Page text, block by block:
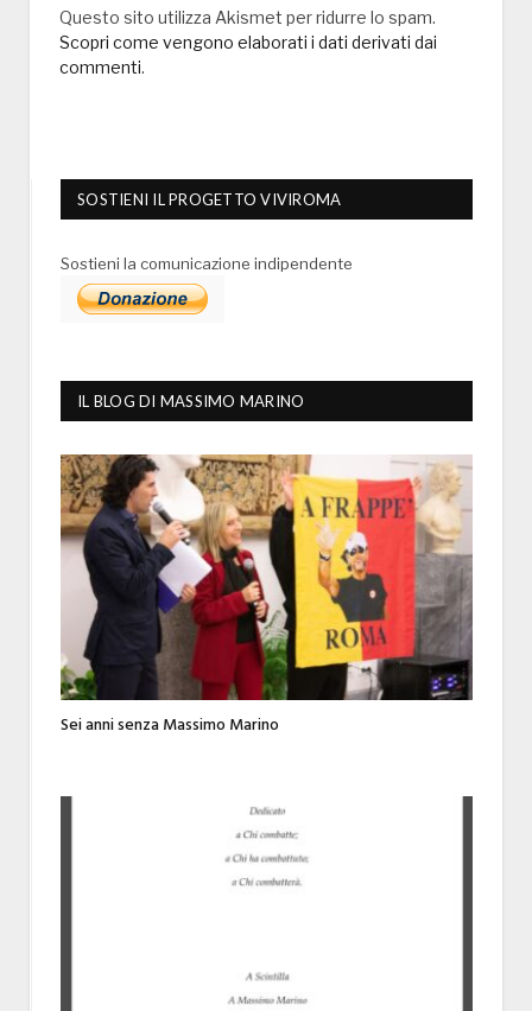
Questo sito utilizza Akismet per ridurre lo spam.
Scopri come vengono elaborati i dati derivati dai
commenti.
SOSTIENI IL PROGETTO VIVIROMA
Sostieni la comunicazione indipendente
IL BLOG DI MASSIMO MARINO
Sei anni senza Massimo Marino